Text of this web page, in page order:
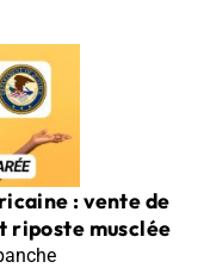
: vente de
riposte musclée